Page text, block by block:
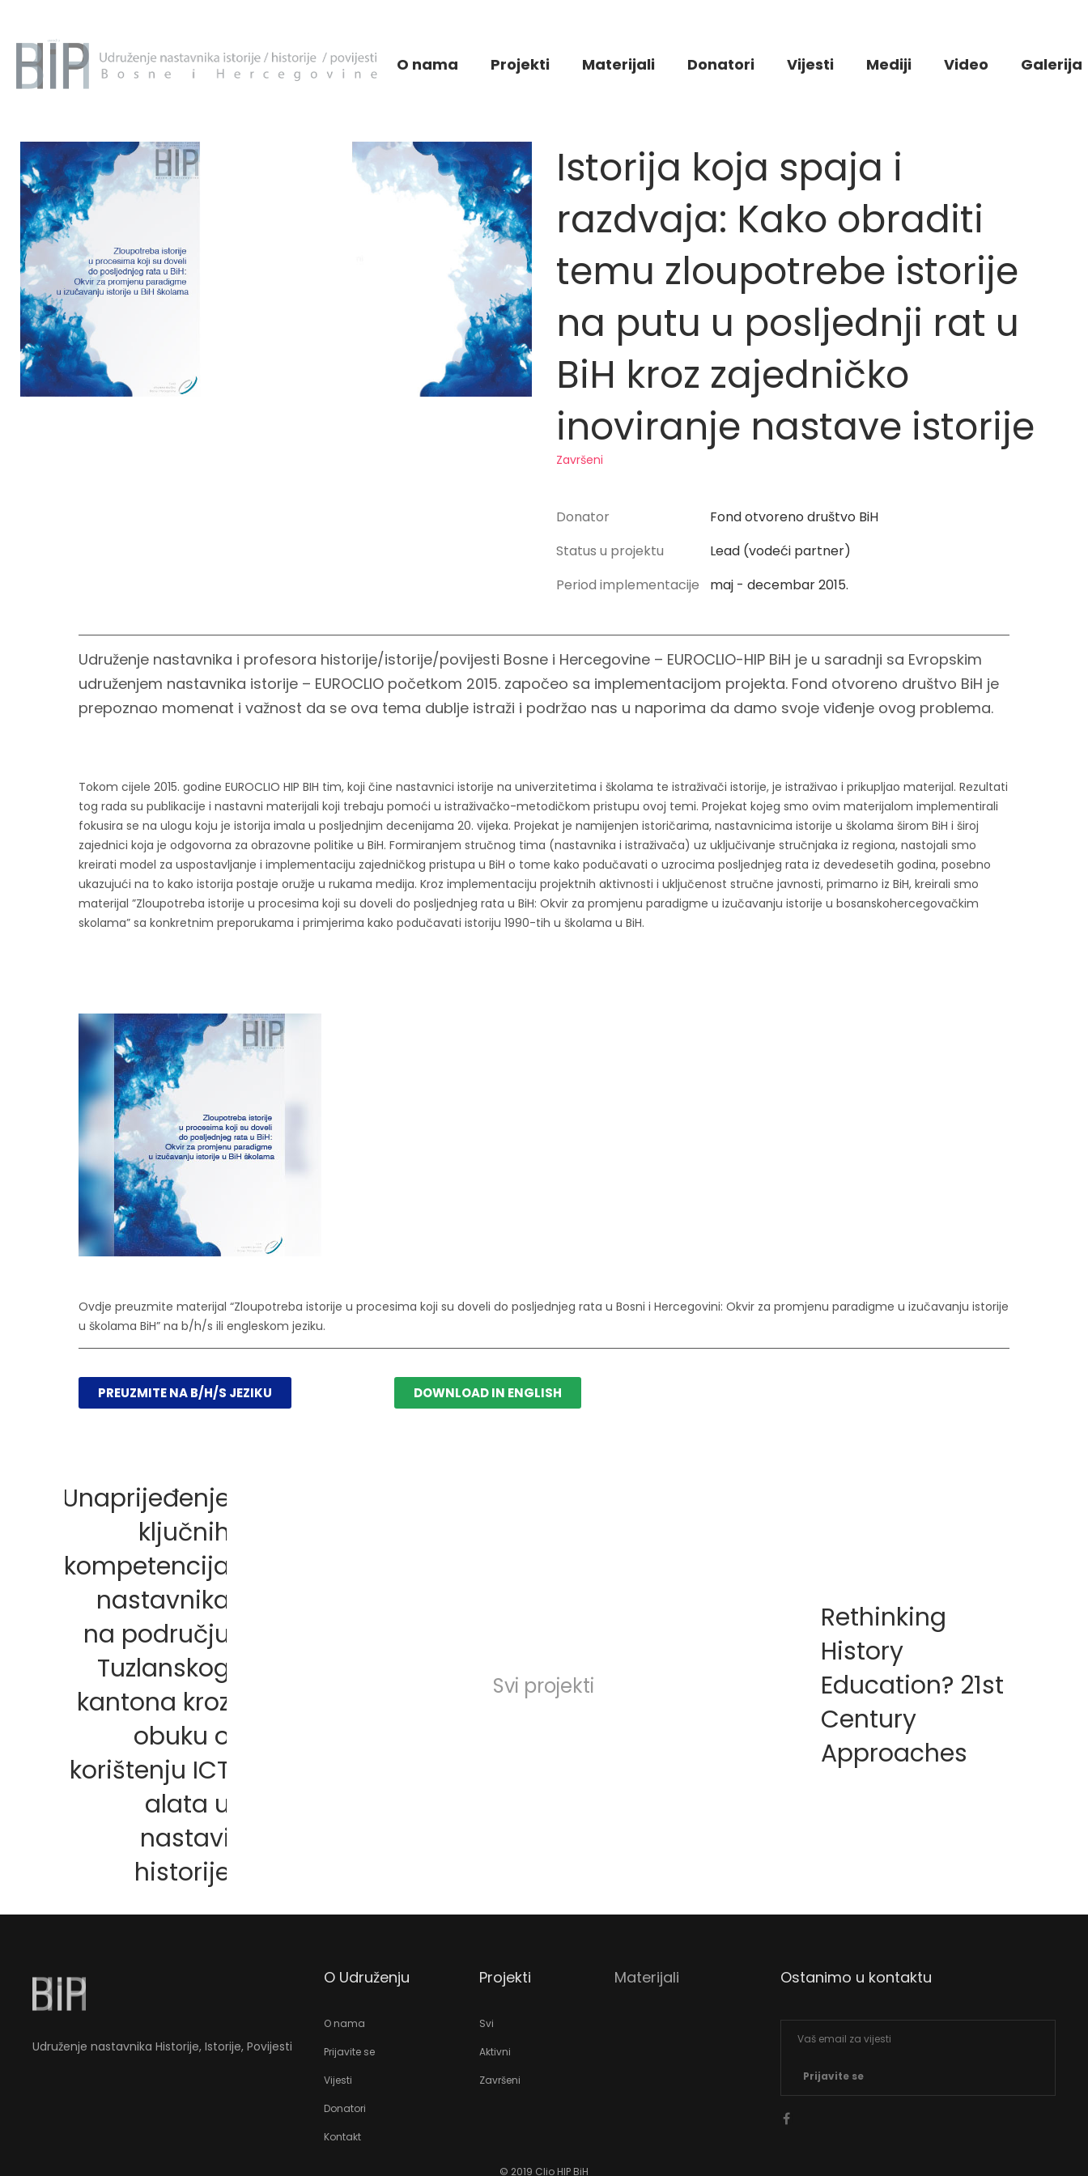
O nama Projekti Materijali Donatori Vijesti Mediji Video Galerija
Istorija koja spaja i
razdvaja: Kako obraditi
temu zloupotrebe istorije
na putu u posljednji rat u
BiH kroz zajedničko
inoviranje nastave istorije
Završeni
Donator
Fond otvoreno društvo BiH
Status u projektu
Lead (vodeći partner)
Period implementacije
maj - decembar 2015.
Udruženje nastavnika i profesora historije/istorije/povijesti Bosne i Hercegovine – EUROCLIO-HIP BiH je u saradnji sa Evropskim
udruženjem nastavnika istorije – EUROCLIO početkom 2015. započeo sa implementacijom projekta. Fond otvoreno društvo BiH je
prepoznao momenat i važnost da se ova tema dublje istraži i podržao nas u naporima da damo svoje viđenje ovog problema.
Tokom cijele 2015. godine EUROCLIO HIP BIH tim, koji čine nastavnici istorije na univerzitetima i školama te istraživači istorije, je istraživao i prikupljao materijal. Rezultati
tog rada su publikacije i nastavni materijali koji trebaju pomoći u istraživačko-metodičkom pristupu ovoj temi. Projekat kojeg smo ovim materijalom implementirali
fokusira se na ulogu koju je istorija imala u posljednjim decenijama 20. vijeka. Projekat je namijenjen istoričarima, nastavnicima istorije u školama širom BiH i široj
zajednici koja je odgovorna za obrazovne politike u BiH. Formiranjem stručnog tima (nastavnika i istraživača) uz uključivanje stručnjaka iz regiona, nastojali smo
kreirati model za uspostavljanje i implementaciju zajedničkog pristupa u BiH o tome kako podučavati o uzrocima posljednjeg rata iz devedesetih godina, posebno
ukazujući na to kako istorija postaje oružje u rukama medija. Kroz implementaciju projektnih aktivnosti i uključenost stručne javnosti, primarno iz BiH, kreirali smo
materijal ”Zloupotreba istorije u procesima koji su doveli do posljednjeg rata u BiH: Okvir za promjenu paradigme u izučavanju istorije u bosanskohercegovačkim
skolama” sa konkretnim preporukama i primjerima kako podučavati istoriju 1990-tih u školama u BiH.
Ovdje preuzmite materijal “Zloupotreba istorije u procesima koji su doveli do posljednjeg rata u Bosni i Hercegovini: Okvir za promjenu paradigme u izučavanju istorije
u školama BiH​” na b/h/s ili engleskom jeziku.
PREUZMITE NA B/H/S JEZIKU​ DOWNLOAD IN ENGLISH
Unaprijeđenje
ključnih
kompetencija
nastavnika
na području
Tuzlanskog
kantona kroz
obuku o
korištenju ICT
alata u
nastavi
historije
Svi projekti
Rethinking
History
Education? 21st
Century
Approaches
Udruženje nastavnika Historije, Istorije, Povijesti
O Udruženju
O nama
Prijavite se
Vijesti
Donatori
Kontakt
Projekti
Svi
Aktivni
Završeni
Materijali Ostanimo u kontaktu
Prijavite se
© 2019 Clio HIP BiH